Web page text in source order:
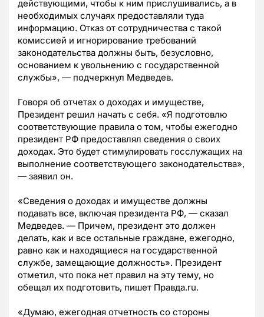
действующими, чтобы к ним прислушивались, а в
необходимых случаях предоставляли туда
информацию. Отказ от сотрудничества с такой
комиссией и игнорирование требований
законодательства должны быть, безусловно,
основанием к увольнению с государственной
службы», — подчеркнул Медведев.
Говоря об отчетах о доходах и имуществе,
Президент решил начать с себя. «Я подготовлю
соответствующие правила о том, чтобы ежегодно
президент РФ предоставлял сведения о своих
доходах. Это будет стимулировать госслужащих на
выполнение соответствующего законодательства»,
— заявил он.
«Сведения о доходах и имуществе должны
подавать все, включая президента РФ, — сказал
Медведев. — Причем, президент это должен
делать, как и все остальные граждане, ежегодно,
равно как и находящиеся на государственной
службе, замещающие должность». Президент
отметил, что пока нет правил на эту тему, но
обещал их подготовить, пишет Правда.ru.
«Думаю, ежегодная отчетность со стороны